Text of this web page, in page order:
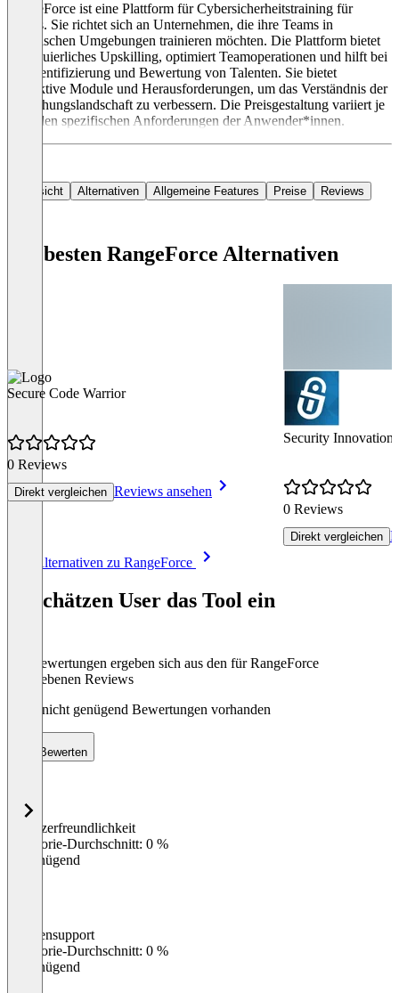
RangeForce ist eine Plattform für Cybersicherheitstraining für
Teams. Sie richtet sich an Unternehmen, die ihre Teams in
realistischen Umgebungen trainieren möchten. Die Plattform bietet
kontinuierliches Upskilling, optimiert Teamoperationen und hilft bei
der Identifizierung und Bewertung von Talenten. Sie bietet
interaktive Module und Herausforderungen, um das Verständnis der
Bedrohungslandschaft zu verbessern. Die Preisgestaltung variiert je
nach den spezifischen Anforderungen der Anwender*innen.
Übersicht Alternativen Allgemeine Features Preise Reviews
Die besten RangeForce Alternativen
Secure Code Warrior
0 Reviews
Direkt vergleichen Reviews ansehen
Security Innovation
0 Reviews
Direkt vergleichen
Alle Alternativen zu RangeForce
So schätzen User das Tool ein
Die Bewertungen ergeben sich aus den für RangeForce
abgegebenen Reviews
Noch nicht genügend Bewertungen vorhanden
Bewerten
Benutzerfreundlichkeit
Kategorie-Durchschnitt: 0 %
Ungenügend
Kundensupport
Kategorie-Durchschnitt: 0 %
Ungenügend